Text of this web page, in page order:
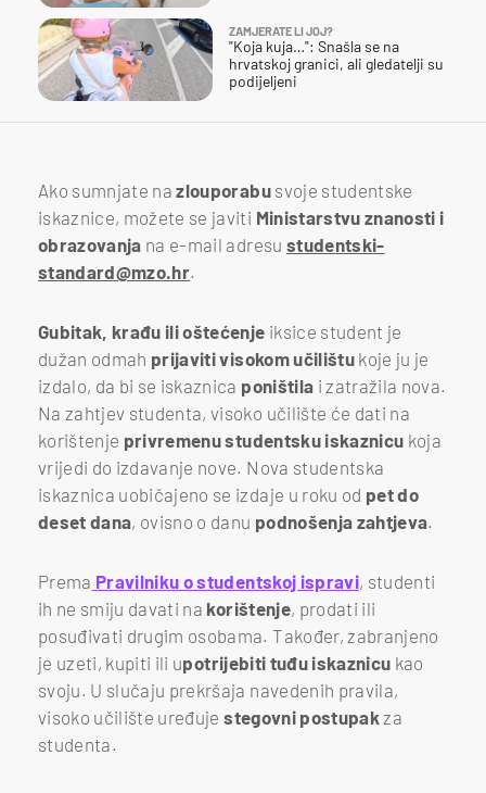
ZAMJERATE LI JOJ?
"Koja kuja…": Snašla se na
hrvatskoj granici, ali gledatelji su
podijeljeni
Ako sumnjate na zlouporabusvoje studentske
iskaznice, možete se javiti Ministarstvu znanosti i
obrazovanja na e-mail adresu studentski-
standard@mzo.hr.
Gubitak, krađu ili oštećenje iksice student je
dužan odmah prijaviti visokom učilištukoje ju je
izdalo, da bi se iskaznica poništila i zatražila nova.
Na zahtjev studenta, visoko učilište će dati na
korištenje privremenu studentsku iskaznicu koja
vrijedi do izdavanje nove. Nova studentska
iskaznica uobičajeno se izdaje u roku od pet do
deset dana, ovisno o danu podnošenja zahtjeva.
Prema Pravilniku o studentskoj ispravi, studenti
ih ne smiju davati na korištenje, prodati ili
posuđivati drugim osobama. Također, zabranjeno
je uzeti, kupiti ili upotrijebiti tuđu iskaznicu kao
svoju. U slučaju prekršaja navedenih pravila,
visoko učilište uređujestegovni postupakza
studenta.